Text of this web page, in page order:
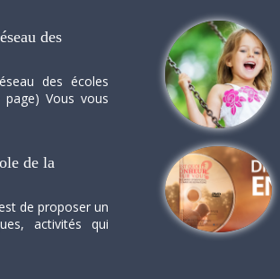
des
des écoles
Vous vous
de la
de proposer un
activités qui